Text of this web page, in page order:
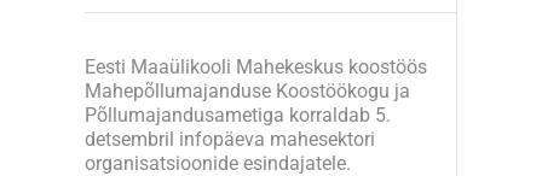
Eesti Maaülikooli Mahekeskus koostöös
Mahepõllumajanduse Koostöökogu ja
Põllumajandusametiga korraldab 5.
detsembril infopäeva mahesektori
organisatsioonide esindajatele.